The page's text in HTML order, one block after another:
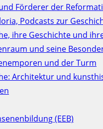
Förderer der
Podcasts zur
ihre Geschichte und
und seine
und der Turm
Architektur und
(EEB)